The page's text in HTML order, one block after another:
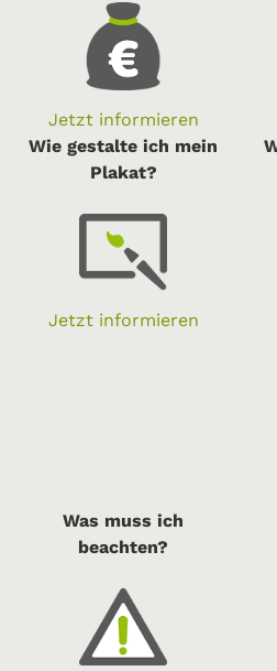
Jetzt informieren
Wie gestalte ich mein
Plakat?
Jetzt informieren
Was muss ich
beachten?